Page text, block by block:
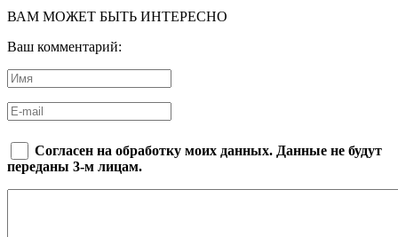
ВАМ МОЖЕТ БЫТЬ ИНТЕРЕСНО
Ваш комментарий:
Согласен на обработку моих данных. Данные не будут
переданы 3-м лицам.